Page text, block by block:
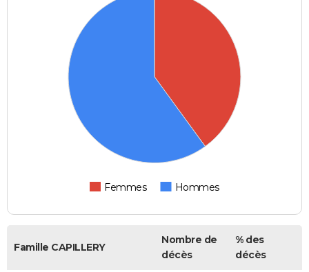
Femmes Hommes
Famille CAPILLERY
Nombre de
décès
% des
décès